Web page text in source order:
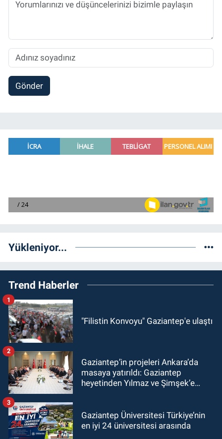
Gönder
Yükleniyor...
Trend Haberler
"Filistin Konvoyu" Gaziantep'e ulaştı
1
Gaziantep’in projeleri Ankara’da
masaya yatırıldı: Gaziantep
heyetinden Yılmaz ve Şimşek’e
2
Gaziantep Üniversitesi Türkiye’nin
en iyi 24 üniversitesi arasında
3